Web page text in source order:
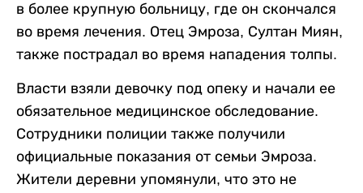
в более крупную больницу, где он скончался
во время лечения. Отец Эмроза, Султан Миян,
также пострадал во время нападения толпы.
Власти взяли девочку под опеку и начали ее
обязательное медицинское обследование.
Сотрудники полиции также получили
официальные показания от семьи Эмроза.
Жители деревни упомянули, что это не